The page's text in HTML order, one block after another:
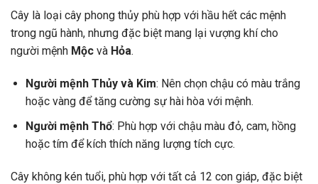
Cây là loại cây phong thủy phù hợp với hầu hết các mệnh
trong ngũ hành, nhưng đặc biệt mang lại vượng khí cho
người mệnh Mộc và Hỏa.
Người mệnh Thủy và Kim: Nên chọn chậu có màu trắng
hoặc vàng để tăng cường sự hài hòa với mệnh.
Người mệnh Thổ: Phù hợp với chậu màu đỏ, cam, hồng
hoặc tím để kích thích năng lượng tích cực.
Cây không kén tuổi, phù hợp với tất cả 12 con giáp, đặc biệt